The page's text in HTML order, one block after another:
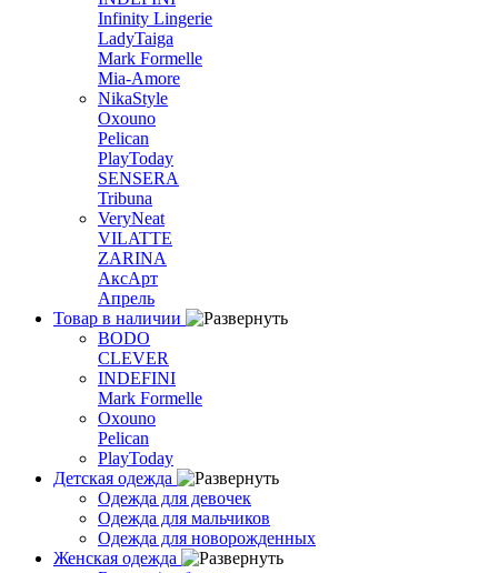
Infinity Lingerie
LadyTaiga
Mark Formelle
Mia-Amore
NikaStyle
Oxouno
Pelican
PlayToday
SENSERA
Tribuna
VeryNeat
VILATTE
ZARINA
АксАрт
Апрель
Товар в наличии
BODO
CLEVER
INDEFINI
Mark Formelle
Oxouno
Pelican
PlayToday
Детская одежда
Одежда для девочек
Одежда для мальчиков
Одежда для новорожденных
Женская одежда